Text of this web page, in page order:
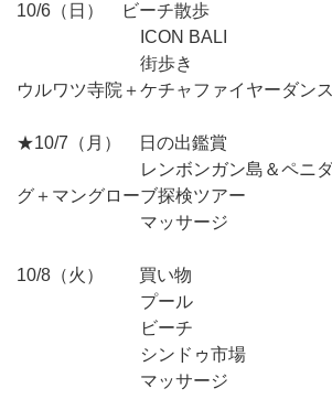
10/6（日） ビーチ散歩
ICON BALI
街歩き
ウルワツ寺院＋ケチャファイヤーダン
★10/7（月） 日の出鑑賞
レンボンガン島＆ペニダ島
グ＋マングローブ探検ツアー
マッサージ
10/8（火） 買い物
プール
ビーチ
シンドゥ市場
マッサージ